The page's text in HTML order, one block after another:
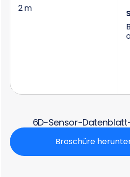
2 m
6D-Sensor-
Broschüre